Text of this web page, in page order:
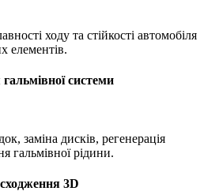
ходу та стійкості автомобіля
елементів.
системи
заміна дисків, регенерація
гальмівної рідини.
3D